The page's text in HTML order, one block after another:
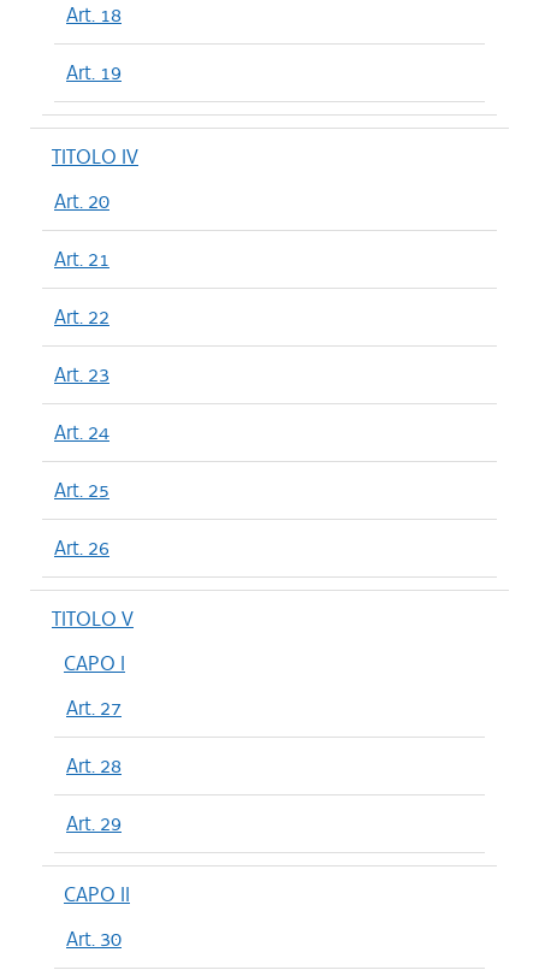
Art. 18
Art. 19
TITOLO IV
Art. 20
Art. 21
Art. 22
Art. 23
Art. 24
Art. 25
Art. 26
TITOLO V
CAPO I
Art. 27
Art. 28
Art. 29
CAPO II
Art. 30